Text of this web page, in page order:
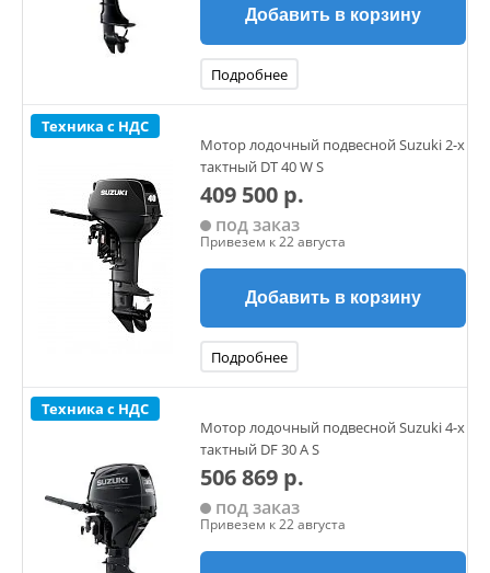
Добавить в корзину
Подробнее
Техника с НДС
Мотор лодочный подвесной Suzuki 2-х
тактный DT 40 W S
409 500 р.
под заказ
Привезем к 22 августа
Добавить в корзину
Подробнее
Техника с НДС
Мотор лодочный подвесной Suzuki 4-х
тактный DF 30 A S
506 869 р.
под заказ
Привезем к 22 августа